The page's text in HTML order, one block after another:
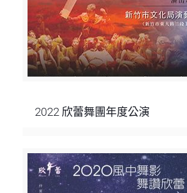
2022 欣蕾舞團年度公演